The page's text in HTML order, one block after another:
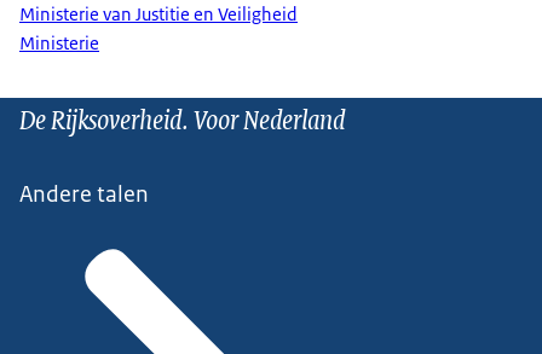
Ministerie van Justitie en Veiligheid
Ministerie
De Rijksoverheid. Voor Nederland
Andere talen